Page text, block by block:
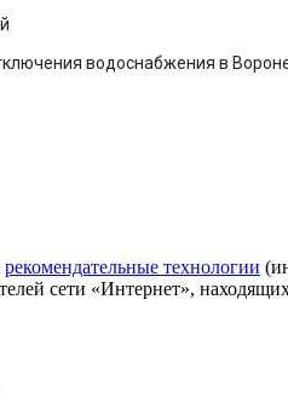
водоснабжения в
рекомендательные технологии
сети «Интернет»,